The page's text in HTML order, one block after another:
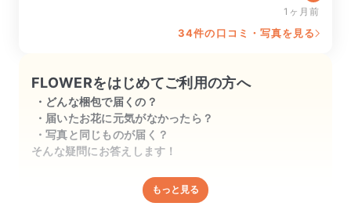
1ヶ月前
34件の口コミ・写真を見る
FLOWERをはじめてご利用の方へ
どんな梱包で届くの？
届いたお花に元気がなかったら？
写真と同じものが届く？
そんな疑問にお答えします！
どんな梱包で届くの？
もっと見る